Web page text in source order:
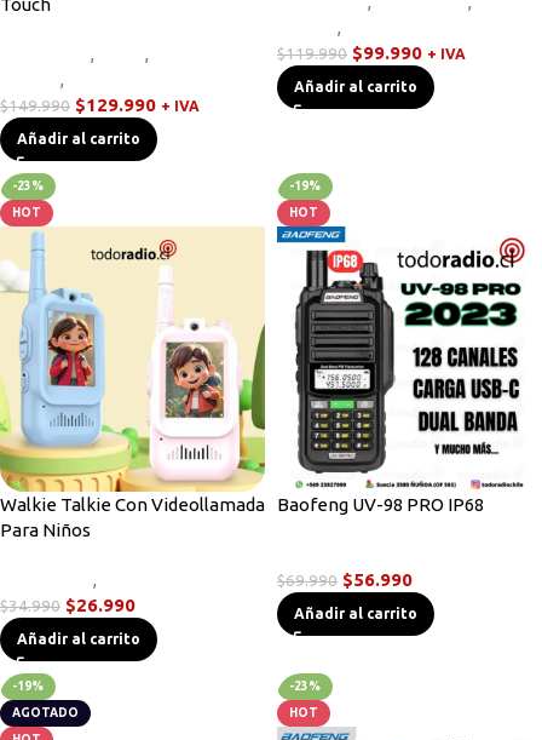
Touch
, ,
,
$149.990 $129.990 + IVA
Añadir al carrito
,
$119.990 $99.990 + IVA
Añadir al carrito
-23%
HOT
Walkie Talkie Con Videollamada
Para Niños
,
$34.990 $26.990
Añadir al carrito
-19%
HOT
Baofeng UV-98 PRO IP68
$69.990 $56.990
Añadir al carrito
-19%
AGOTADO
-23%
HOT